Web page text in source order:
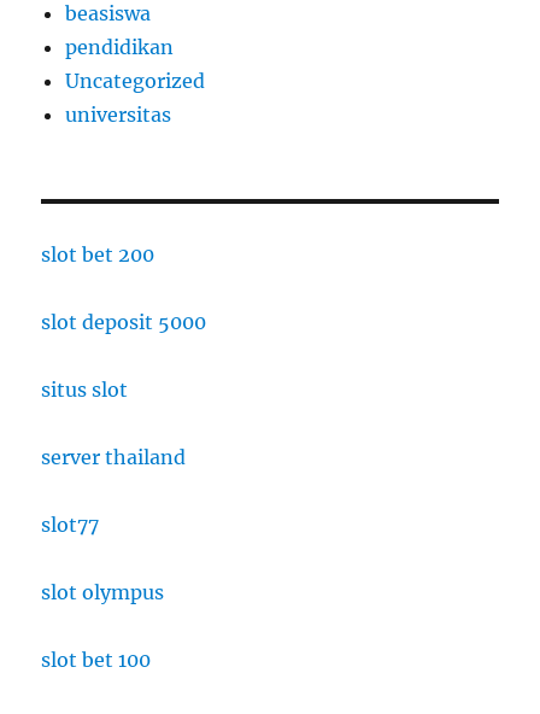
beasiswa
pendidikan
Uncategorized
universitas
slot bet 200
slot deposit 5000
situs slot
server thailand
slot77
slot olympus
slot bet 100